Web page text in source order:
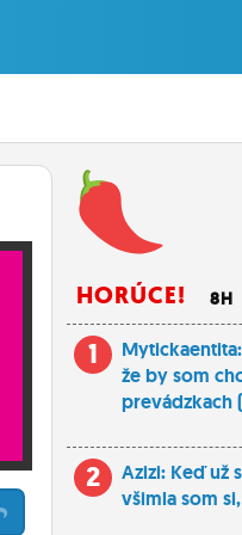
HORÚCE! 8H
1
že by som
prevádzkach
2
Azizi: Keď už
všimla som